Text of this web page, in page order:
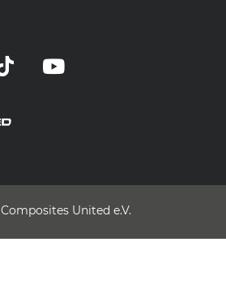
Composites United e.V.